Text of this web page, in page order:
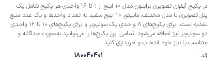
در پکیج آیفون تصویری برایتون مدل 10 اینچ از 1 تا 16 واحدی هر پکیج شامل یک
پنل تصویری با مدل مختلف، مانیتور 10 اینچ سفید به تعداد واحدها و یک عدد منبع
تغذیه است. برای پکیج‌های 8 واحدی یک سوئیچر و برای پکیج‌های 10 تا 16 واحدی
دو سوئیچر نیز اضافه می‌شود. تمامی این پکیج‌ها را می‌توانید به‌صورت جداگانه و
متناسب با نیاز خود انتخاب و خریداری کنید.
کد :
180040401